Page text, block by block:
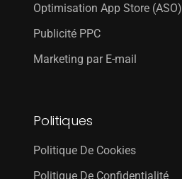
Optimisation App Store (ASO)
Publicité PPC
Marketing par E-mail
Politiques
Politique De Cookies
Politique De Confidentialité